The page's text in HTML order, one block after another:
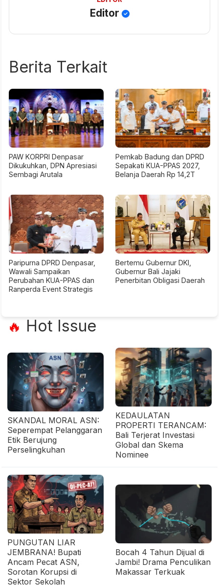
Editor
Berita Terkait
PAW KORPRI Denpasar
Dikukuhkan, DPN Apresiasi
Sembagi Arutala
Pemkab Badung dan DPRD
Sepakati KUA-PPAS 2027,
Belanja Daerah Rp 14,2T
Paripurna DPRD Denpasar,
Wawali Sampaikan
Perubahan KUA-PPAS dan
Ranperda Event Strategis
Bertemu Gubernur DKI,
Gubernur Bali Jajaki
Penerbitan Obligasi Daerah
🔥 Hot Issue
SKANDAL MORAL ASN:
Seperempat Pelanggaran
Etik Berujung
Perselingkuhan
KEDAULATAN
PROPERTI TERANCAM:
Bali Terjerat Investasi
Global dan Skema
Nominee
PUNGUTAN LIAR
JEMBRANA! Bupati
Ancam Pecat ASN,
Sorotan Korupsi di
Sektor Sekolah
Bocah 4 Tahun Dijual di
Jambi! Drama Penculikan
Makassar Terkuak